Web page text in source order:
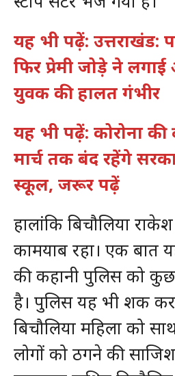
यह भी पढ़ें: उत्तराखंड:
फिर प्रेमी जोड़े ने
युवक की हालत गंभीर
यह भी पढ़ें: कोरोना की
मार्च तक बंद रहेंगे
स्कूल, जरूर पढ़ें
हालांकि बिचौलिया
कामयाब रहा। एक बात
की कहानी पुलिस को कुछ
है। पुलिस यह भी शक
बिचौलिया महिला को
लोगों को ठगने की